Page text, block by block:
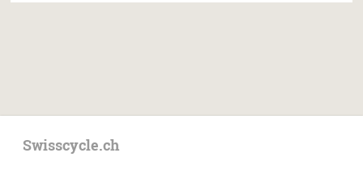
Swisscycle.ch